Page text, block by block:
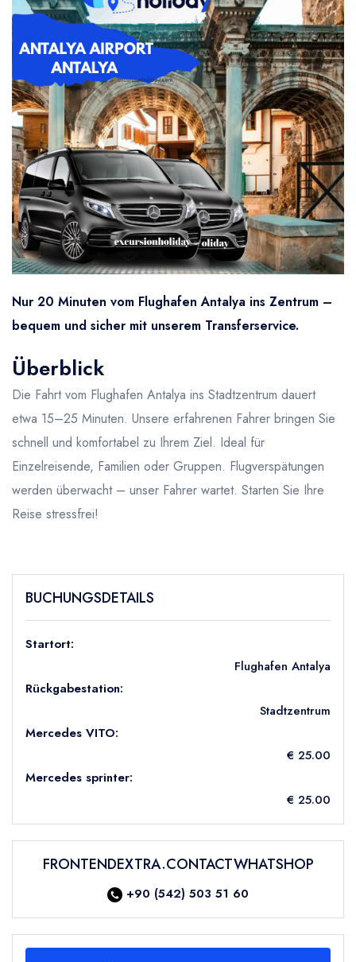
Nur 20 Minuten vom Flughafen Antalya ins Zentrum –
bequem und sicher mit unserem Transferservice.
Überblick
Die Fahrt vom Flughafen Antalya ins Stadtzentrum dauert
etwa 15–25 Minuten. Unsere erfahrenen Fahrer bringen Sie
schnell und komfortabel zu Ihrem Ziel. Ideal für
Einzelreisende, Familien oder Gruppen. Flugverspätungen
werden überwacht – unser Fahrer wartet. Starten Sie Ihre
Reise stressfrei!
BUCHUNGSDETAILS
Startort:
Flughafen Antalya
Rückgabestation:
Stadtzentrum
Mercedes VITO:
€ 25.00
Mercedes sprinter:
€ 25.00
FRONTENDEXTRA.CONTACTWHATSHOP
+90 (542) 503 51 60